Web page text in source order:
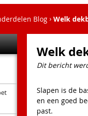
Blog Welk
Welk
Dit bericht
Slapen is de
en een goed
past.